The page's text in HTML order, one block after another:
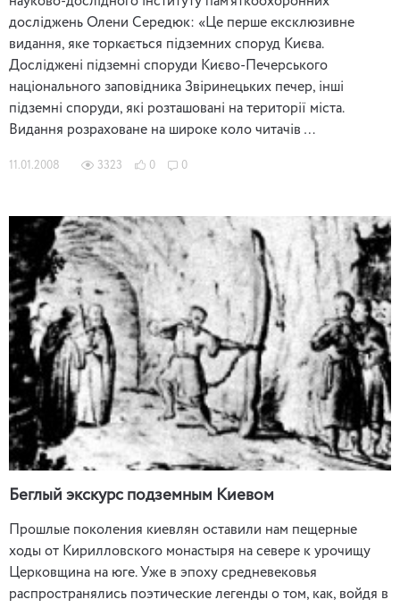
досліджень Олени Середюк: «Це перше ексклюзивне
видання, яке торкається підземних споруд Києва.
Досліджені підземні споруди Києво-Печерського
національного заповідника Звіринецьких печер, інші
підземні споруди, які розташовані на території міста.
Видання розраховане на широке коло читачів …
11.01.2008 3323 0 0
Беглый экскурс подземным Киевом
Прошлые поколения киевлян оставили нам пещерные
ходы от Кирилловского монастыря на севере к урочищу
Церковщина на юге. Уже в эпоху средневековья
распространялись поэтические легенды о том, как, войдя в